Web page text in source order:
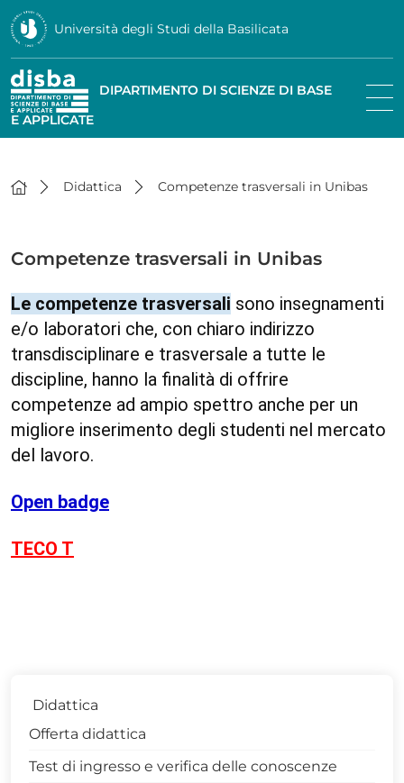
Università degli Studi della Basilicata
DIPARTIMENTO DI SCIENZE DI BASE
E APPLICATE
Didattica Competenze trasversali in Unibas
Competenze trasversali in Unibas
Le competenze trasversali sono insegnamenti
e/o laboratori che, con chiaro indirizzo
transdisciplinare e trasversale a tutte le
discipline, hanno la finalità di offrire
competenze ad ampio spettro anche per un
migliore inserimento degli studenti nel mercato
del lavoro.
Open badge
TECO T
Didattica
Offerta didattica
Test di ingresso e verifica delle conoscenze